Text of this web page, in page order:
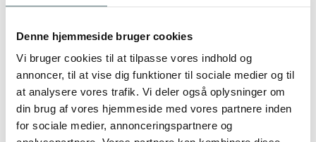
Denne hjemmeside bruger cookies
Vi bruger cookies til at tilpasse vores indhold og
annoncer, til at vise dig funktioner til sociale medier og til
at analysere vores trafik. Vi deler også oplysninger om
din brug af vores hjemmeside med vores partnere inden
for sociale medier, annonceringspartnere og
enkelte kommunes økonomi.
Det digitale samfund – også for
døvblinde
Den digitale udvikling fører konstant til ændringer i
samfundet. DøvBlinde Danmark vil arbejde for at